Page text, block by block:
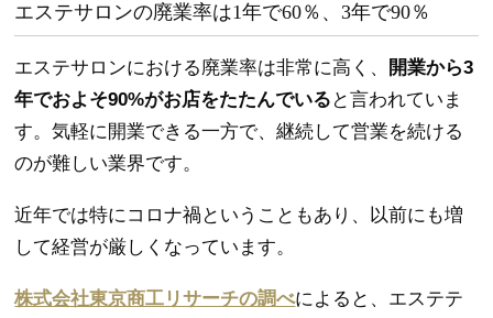
エステサロンの廃業率は1年で60％、3年で90％
エステサロンにおける廃業率は非常に高く、 開業から3
年でおよそ90%がお店をたたんでいる と言われていま
す。気軽に開業できる一方で、継続して営業を続ける
のが難しい業界です。
近年では特にコロナ禍ということもあり、以前にも増
して経営が厳しくなっています。
株式会社東京商工リサーチの調べによると、エステテ